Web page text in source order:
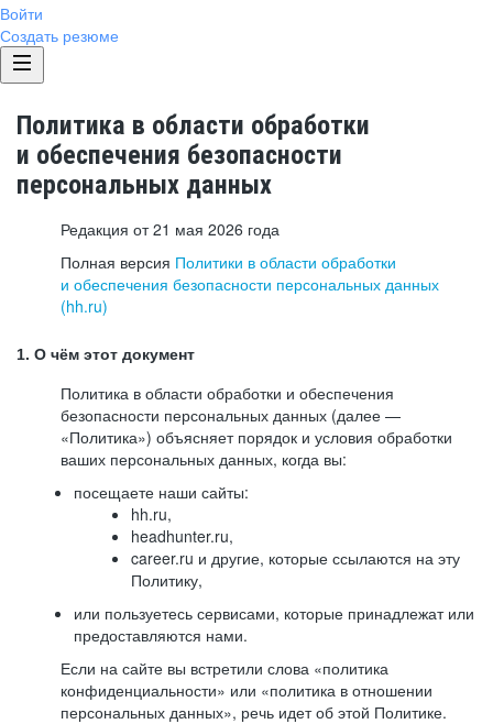
Войти
Создать резюме
Политика в области обработки
и обеспечения безопасности
персональных данных
Редакция от 21 мая 2026 года
Полная версия Политики в области обработки
и обеспечения безопасности персональных данных
(hh.ru)
1. О чём этот документ
Политика в области обработки и обеспечения
безопасности персональных данных (далее —
«Политика») объясняет порядок и условия обработки
ваших персональных данных, когда вы:
посещаете наши сайты:
hh.ru,
headhunter.ru,
career.ru и другие, которые ссылаются на эту
Политику,
или пользуетесь сервисами, которые принадлежат или
предоставляются нами.
Если на сайте вы встретили слова «политика
конфиденциальности» или «политика в отношении
персональных данных», речь идет об этой Политике.